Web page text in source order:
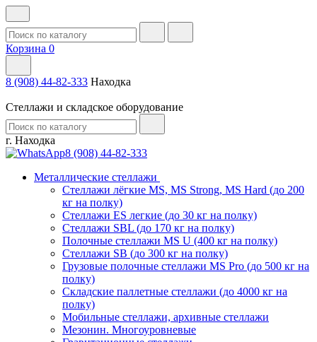
Корзина 0
8 (908) 44-82-333 Находка
Стеллажи и складское оборудование
г. Находка
8 (908) 44-82-333
Металлические стеллажи
Стеллажи лёгкие MS, MS Strong, MS Hard (до 200
кг на полку)
Стеллажи ES легкие (до 30 кг на полку)
Стеллажи SBL (до 170 кг на полку)
Полочные стеллажи MS U (400 кг на полку)
Стеллажи SB (до 300 кг на полку)
Грузовые полочные стеллажи MS Pro (до 500 кг на
полку)
Складские паллетные стеллажи (до 4000 кг на
полку)
Мобильные стеллажи, архивные стеллажи
Мезонин. Многоуровневые